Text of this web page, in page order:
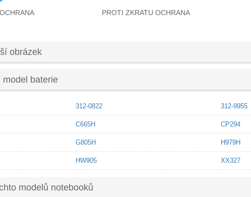
PROTI ZKRATU OCHRANA
obrázek
model baterie
312-0822 312-9955
C665H CP294
G805H H979H
HW905 XX327
modelů notebooků